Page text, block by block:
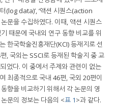
(log data)’, ‘액션 시퀀스(action
문을 수집하였다. 이때, 액션 시퀀스
때문에 국내외 연구 동향 비교를 위
한국학술진흥재단(KCI) 등재지로 선
, 국외는 SSCI로 등재된 학술지 중 교
었다. 이 중에서 주제와 관련이 없는
최종적으로 국내 46편, 국외 20편이
향을 비교하기 위해서 각 논문의 영
문의 정보는 다음의 <표 1>과 같다.